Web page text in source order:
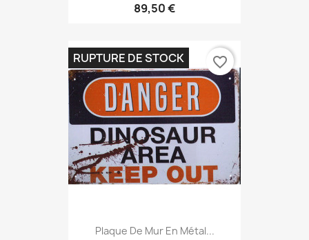
89,50 €
Plaque De Mur En Métal...
RUPTURE DE STOCK favorite_border